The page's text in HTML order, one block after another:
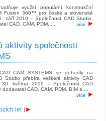
využití populární konstrukční
Fusion 360™ pro české a slovenské
září 2019 – Společnost CAD Studio,
CAD, CAM, PDM, ...
více
aktivity společnosti
CAM SYSTEMS se dohodly na
Studio přebírá veškeré aktivity CAD
30. května 2019 – Společnost CAD
CAD, CAM, PDM, BIM a ...
více
let